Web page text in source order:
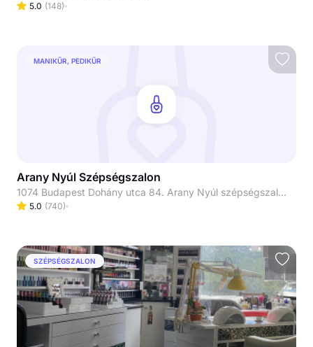
5.0 (148)
MANIKŰR, PEDIKŰR
Arany Nyúl Szépségszalon
1074 Budapest Dohány utca 84. Arany Nyúl szépségszalon
5.0 (740)
SZÉPSÉGSZALON